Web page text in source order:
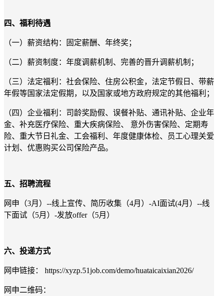
四、福利待遇
（一）薪资结构：固定薪酬、年终奖；
（二）薪资制度：年度调薪机制、完善的晋升调薪机制；
（三）法定福利：社会保险、住房公积金，法定节假日、带薪
年假等国家法定假期，以及国家或地方政府规定的其他福利；
（四）企业福利：司龄奖励假、误餐补贴、通讯补贴、企业年
金、补充医疗保险、重大疾病保险、 意外伤害保险、定期寿
险、重大节日礼金、工会福利、年度健康体检、员工心理关爱
计划、优惠购买公司保险产品。
五、招聘流程
网申（3月）--线上宣传、简历收集（4月）-AI面试(4月）--线
下面试（5月）-发放offer（5月）
六、投递方式
网申链接： https://xyzp.51job.com/demo/huataicaixian2026/
网申二维码：